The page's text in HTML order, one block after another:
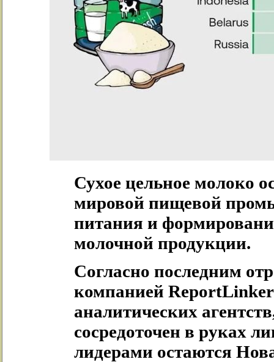
Сухое цельное молоко
мировой пищевой
питания и
молочной продукции.
Согласно последним
компанией ReportLinker
аналитических
сосредоточен в руках
лидерами остаются